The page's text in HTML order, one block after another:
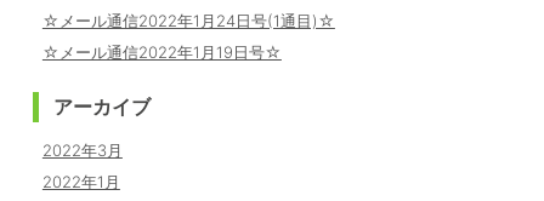
☆メール通信2022年1月24日号(1通目)☆
☆メール通信2022年1月19日号☆
アーカイブ
2022年3月
2022年1月